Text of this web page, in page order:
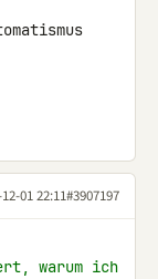
01 22:11#3907197
warum ich